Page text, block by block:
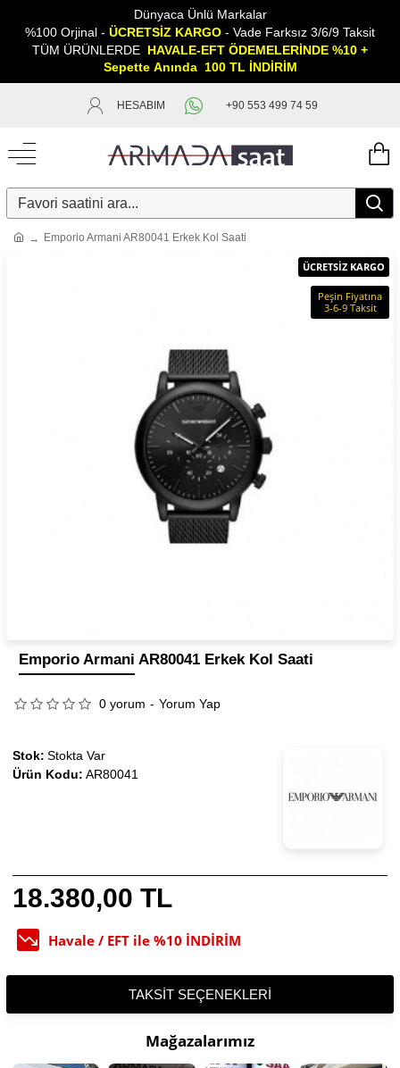
Dünyaca Ünlü Markalar
%100 Orjinal - ÜCRETSİZ KARGO - Vade Farksız 3/6/9 Taksit
TÜM ÜRÜNLERDE HAVALE-EFT ÖDEMELERİNDE %10 +
Sepette Anında 100 TL İNDİRİM
HESABIM +90 553 499 74 59
Emporio Armani AR80041 Erkek Kol Saati
ÜCRETSİZ KARGO
Peşin Fiyatına
3-6-9 Taksit
Emporio Armani AR80041 Erkek Kol Saati
0 yorum - Yorum Yap
18.380,00 TL
Havale / EFT ile %10 İNDİRİM
Stok: Stokta Var
Ürün Kodu: AR80041
TAKSIT SEÇENEKLERI
Mağazalarımız